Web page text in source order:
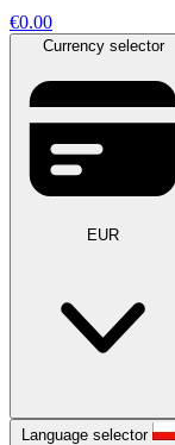
€0.00
Currency selector
EUR
Language selector